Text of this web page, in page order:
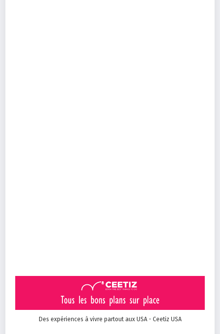
Des expériences à vivre partout aux USA - Ceetiz USA